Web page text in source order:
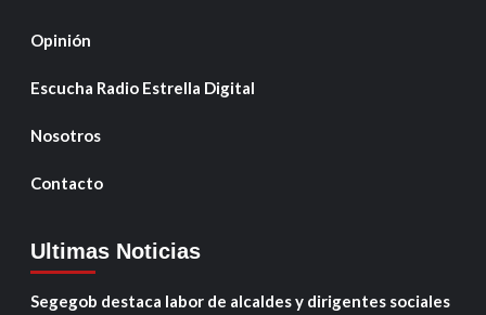
Opinión
Escucha Radio Estrella Digital
Nosotros
Contacto
Ultimas Noticias
Segegob destaca labor de alcaldes y dirigentes sociales